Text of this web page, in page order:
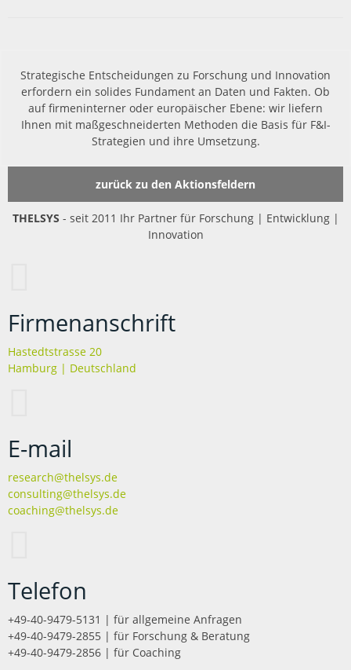
Strategische Entscheidungen zu Forschung und Innovation
erfordern ein solides Fundament an Daten und Fakten. Ob
auf firmeninterner oder europäischer Ebene: wir liefern
Ihnen mit maßgeschneiderten Methoden die Basis für F&I-
Strategien und ihre Umsetzung.
zurück zu den Aktionsfeldern
THELSYS - seit 2011 Ihr Partner für Forschung | Entwicklung |
Innovation
Firmenanschrift
Hastedtstrasse 20
Hamburg | Deutschland
E-mail
research@thelsys.de
consulting@thelsys.de
coaching@thelsys.de
Telefon
+49-40-9479-5131 | für allgemeine Anfragen
+49-40-9479-2855 | für Forschung & Beratung
+49-40-9479-2856 | für Coaching